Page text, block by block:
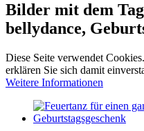
Bilder mit dem
bellydance,
Diese Seite verwendet
erklären Sie sich damit
Weitere Informationen